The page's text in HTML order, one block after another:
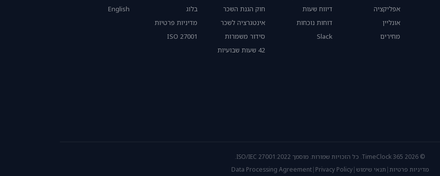
אפליקציה
אונליין
מחירים
דיווח שעות
דוחות נוכחות
Slack
חוק הגנת השכר
אינטגרציה לשכר
סידור משמרות
42 שעות שבועיות
בלוג
מדיניות פרטיות
ISO 27001
English
© 2026 TimeClock 365. כל הזכויות שמורות. מוסמך ISO/IEC 27001:2022.
מדיניות פרטיות| תנאי שימוש |
Privacy Policy
|
Data Processing Agreement